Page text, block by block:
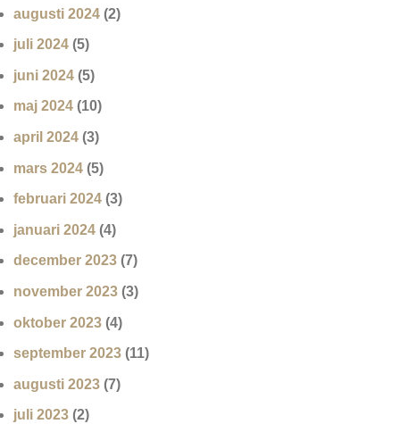
augusti 2024 (2)
juli 2024 (5)
juni 2024 (5)
maj 2024 (10)
april 2024 (3)
mars 2024 (5)
februari 2024 (3)
januari 2024 (4)
december 2023 (7)
november 2023 (3)
oktober 2023 (4)
september 2023 (11)
augusti 2023 (7)
juli 2023 (2)